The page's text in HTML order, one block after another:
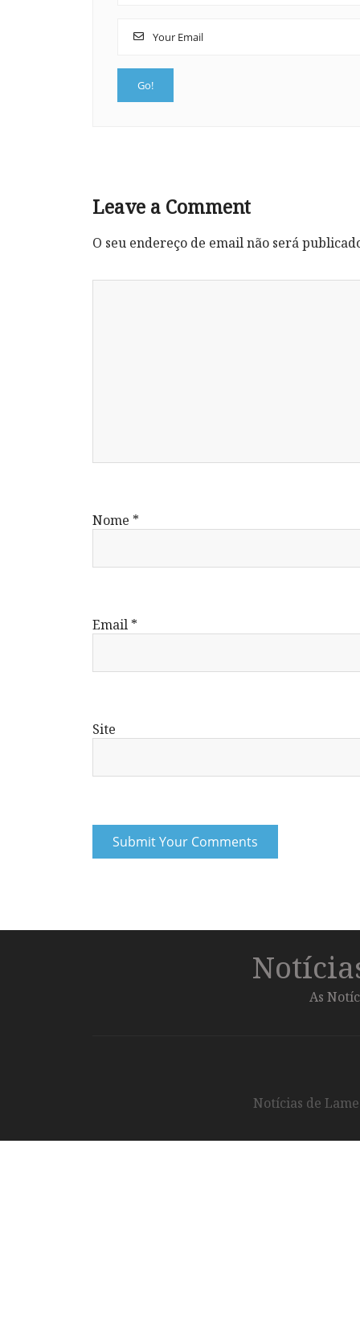
Leave a Comment
O seu endereço de email não será
Nome *
Email *
Site
As
Notícias de